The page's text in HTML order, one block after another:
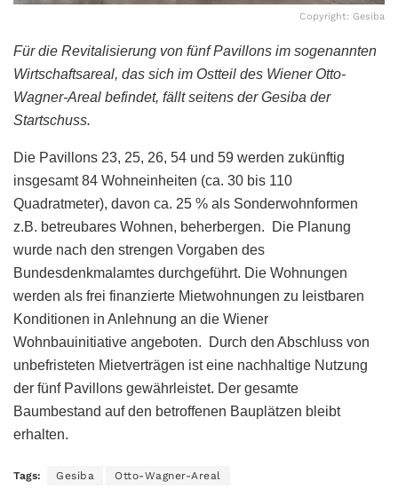
Copyright: Gesiba
Für die Revitalisierung von fünf Pavillons im sogenannten
Wirtschaftsareal, das sich im Ostteil des Wiener Otto-
Wagner-Areal befindet, fällt seitens der Gesiba der
Startschuss.
Die Pavillons 23, 25, 26, 54 und 59 werden zukünftig
insgesamt 84 Wohneinheiten (ca. 30 bis 110
Quadratmeter), davon ca. 25 % als Sonderwohnformen
z.B. betreubares Wohnen, beherbergen. Die Planung
wurde nach den strengen Vorgaben des
Bundesdenkmalamtes durchgeführt. Die Wohnungen
werden als frei finanzierte Mietwohnungen zu leistbaren
Konditionen in Anlehnung an die Wiener
Wohnbauinitiative angeboten. Durch den Abschluss von
unbefristeten Mietverträgen ist eine nachhaltige Nutzung
der fünf Pavillons gewährleistet. Der gesamte
Baumbestand auf den betroffenen Bauplätzen bleibt
erhalten.
Tags: Gesiba Otto-Wagner-Areal